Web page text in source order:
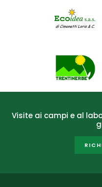
Visite ai campi e al